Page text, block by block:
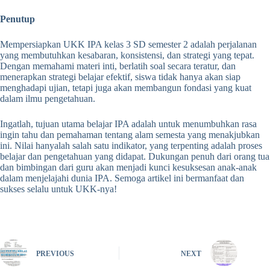
Penutup
Mempersiapkan UKK IPA kelas 3 SD semester 2 adalah perjalanan
yang membutuhkan kesabaran, konsistensi, dan strategi yang tepat.
Dengan memahami materi inti, berlatih soal secara teratur, dan
menerapkan strategi belajar efektif, siswa tidak hanya akan siap
menghadapi ujian, tetapi juga akan membangun fondasi yang kuat
dalam ilmu pengetahuan.
Ingatlah, tujuan utama belajar IPA adalah untuk menumbuhkan rasa
ingin tahu dan pemahaman tentang alam semesta yang menakjubkan
ini. Nilai hanyalah salah satu indikator, yang terpenting adalah proses
belajar dan pengetahuan yang didapat. Dukungan penuh dari orang tua
dan bimbingan dari guru akan menjadi kunci kesuksesan anak-anak
dalam menjelajahi dunia IPA. Semoga artikel ini bermanfaat dan
sukses selalu untuk UKK-nya!
PREVIOUS NEXT